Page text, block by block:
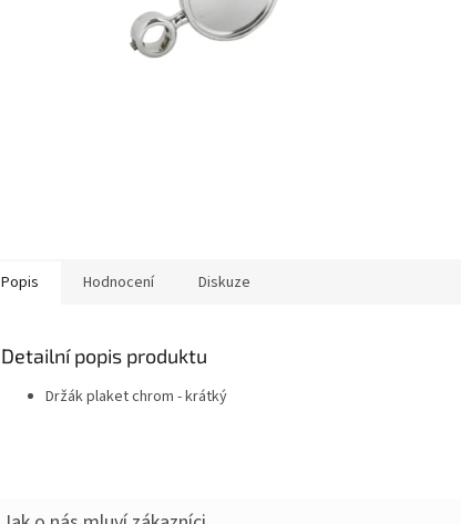
Popis Hodnocení Diskuze
Detailní popis produktu
Držák plaket chrom - krátký